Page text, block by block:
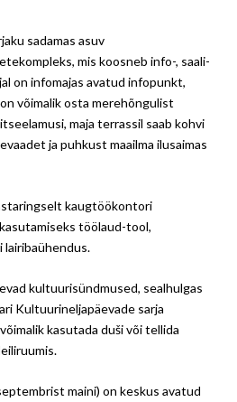
sadamas asuv
mis koosneb info-, saali-
on infomajas avatud infopunkt,
võimalik osta merehõngulist
maja terrassil saab kohvi
ja puhkust maailma ilusaimas
kaugtöökontori
töölaud-tool,
kultuurisündmused, sealhulgas
Kultuurineljapäevade sarja
kasutada duši või tellida
maini) on keskus avatud